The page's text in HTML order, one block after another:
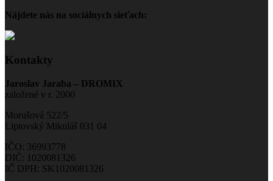
Nájdete nás na sociálnych sieťach:
Kontakty
Jaroslav Jaraba – DROMIX
založené v r. 2000
Morušová 522/5
Liptovský Mikuláš 031 04
IČO: 36993778
DIČ: 1020081326
IČ DPH: SK1020081326